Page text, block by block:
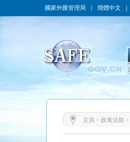
國家外匯管理局 簡體中文
主頁 > 政策法規 >